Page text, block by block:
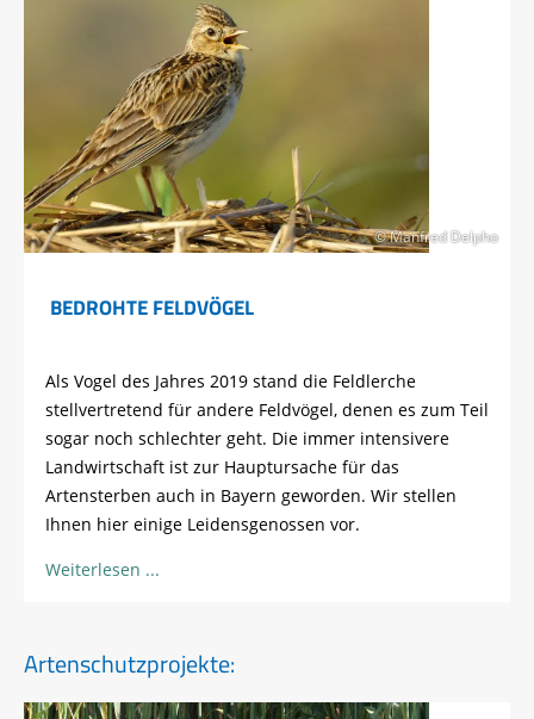
© Manfred Delpho
BEDROHTE FELDVÖGEL
Als Vogel des Jahres 2019 stand die Feldlerche
stellvertretend für andere Feldvögel, denen es zum Teil
sogar noch schlechter geht. Die immer intensivere
Landwirtschaft ist zur Hauptursache für das
Artensterben auch in Bayern geworden. Wir stellen
Ihnen hier einige Leidensgenossen vor.
Weiterlesen
Artenschutzprojekte: